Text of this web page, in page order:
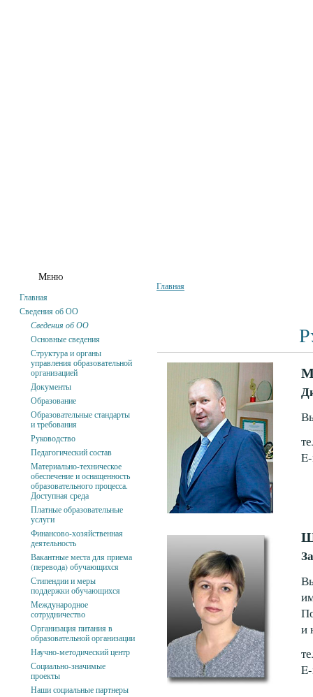
Меню
Главная
Сведения об ОО
Сведения об ОО
Основные сведения
Структура и органы
управления образовательной
организацией
Документы
Образование
Образовательные стандарты
и требования
Руководство
Педагогический состав
Материально-техническое
обеспечение и оснащенность
образовательного процесса.
Доступная среда
Платные образовательные
услуги
Финансово-хозяйственная
деятельность
Вакантные места для приема
(перевода) обучающихся
Стипендии и меры
поддержки обучающихся
Международное
сотрудничество
Организация питания в
образовательной организации
Научно-методический центр
Социально-значимые
проекты
Наши социальные партнеры
Главная
и